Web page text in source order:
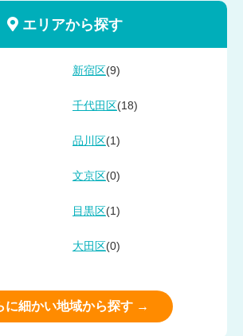
エリアから探す
新宿区 (9)
千代田区 (18)
品川区 (1)
文京区 (0)
目黒区 (1)
大田区 (0)
に細かい地域から探す →